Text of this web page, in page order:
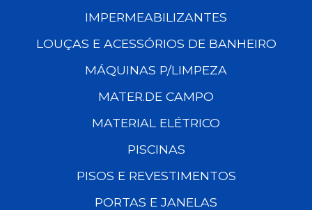
IMPERMEABILIZANTES
LOUÇAS E ACESSÓRIOS DE BANHEIRO
MÁQUINAS P/LIMPEZA
MATER.DE CAMPO
MATERIAL ELÉTRICO
PISCINAS
PISOS E REVESTIMENTOS
PORTAS E JANELAS